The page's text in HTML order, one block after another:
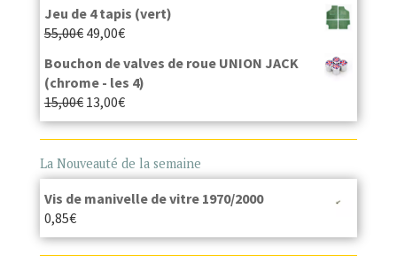
Jeu de 4 tapis (vert)
55,00€ 49,00€
Bouchon de valves de roue UNION JACK
(chrome - les 4)
15,00€ 13,00€
La Nouveauté de la semaine
Vis de manivelle de vitre 1970/2000
0,85€